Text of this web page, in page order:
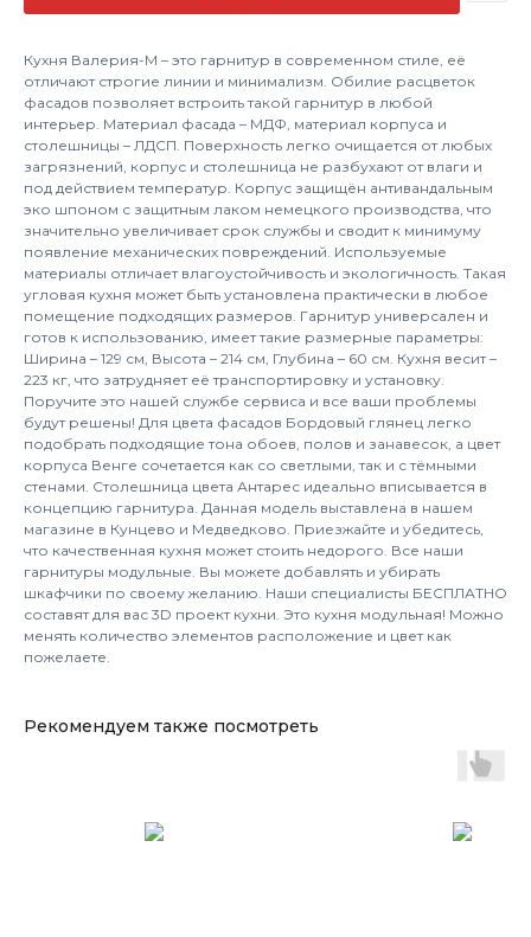
Кухня Валерия-М – это гарнитур в современном стиле, её
отличают строгие линии и минимализм. Обилие расцветок
фасадов позволяет встроить такой гарнитур в любой
интерьер. Материал фасада – МДФ, материал корпуса и
столешницы – ЛДСП. Поверхность легко очищается от любых
загрязнений, корпус и столешница не разбухают от влаги и
под действием температур. Корпус защищён антивандальным
эко шпоном с защитным лаком немецкого производства, что
значительно увеличивает срок службы и сводит к минимуму
появление механических повреждений. Используемые
материалы отличает влагоустойчивость и экологичность. Такая
угловая кухня может быть установлена практически в любое
помещение подходящих размеров. Гарнитур универсален и
готов к использованию, имеет такие размерные параметры:
Ширина – 129 см, Высота – 214 см, Глубина – 60 см. Кухня весит –
223 кг, что затрудняет её транспортировку и установку.
Поручите это нашей службе сервиса и все ваши проблемы
будут решены! Для цвета фасадов Бордовый глянец легко
подобрать подходящие тона обоев, полов и занавесок, а цвет
корпуса Венге сочетается как со светлыми, так и с тёмными
стенами. Столешница цвета Антарес идеально вписывается в
концепцию гарнитура. Данная модель выставлена в нашем
магазине в Кунцево и Медведково. Приезжайте и убедитесь,
что качественная кухня может стоить недорого. Все наши
гарнитуры модульные. Вы можете добавлять и убирать
шкафчики по своему желанию. Наши специалисты БЕСПЛАТНО
составят для вас 3D проект кухни. Это кухня модульная! Можно
менять количество элементов расположение и цвет как
пожелаете.
Рекомендуем также посмотреть